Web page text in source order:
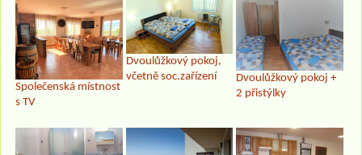
Společenská místnost
s TV
Dvoulůžkový pokoj,
včetně soc.zařízení
Dvoulůžkový pokoj +
2 přistýlky